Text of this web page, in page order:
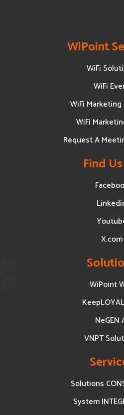
WiPoint
WiFi
WiFi
WiFi
WiFi
Request A
Find
X.com
WiPoint
NeGEN
VNPT
Solutions
System